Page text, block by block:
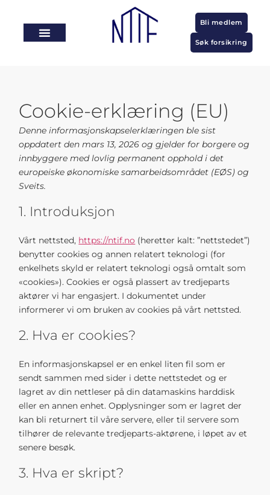
Bli medlem
Søk forsikring
Cookie-erklæring (EU)
Denne informasjonskapselerklæringen ble sist
oppdatert den mars 13, 2026 og gjelder for borgere og
innbyggere med lovlig permanent opphold i det
europeiske økonomiske samarbeidsområdet (EØS) og
Sveits.
1. Introduksjon
Vårt nettsted, https://ntif.no (heretter kalt: ”nettstedet”)
benytter cookies og annen relatert teknologi (for
enkelhets skyld er relatert teknologi også omtalt som
«cookies»). Cookies er også plassert av tredjeparts
aktører vi har engasjert. I dokumentet under
informerer vi om bruken av cookies på vårt nettsted.
2. Hva er cookies?
En informasjonskapsel er en enkel liten fil som er
sendt sammen med sider i dette nettstedet og er
lagret av din nettleser på din datamaskins harddisk
eller en annen enhet. Opplysninger som er lagret der
kan bli returnert til våre servere, eller til servere som
tilhører de relevante tredjeparts-aktørene, i løpet av et
senere besøk.
3. Hva er skript?